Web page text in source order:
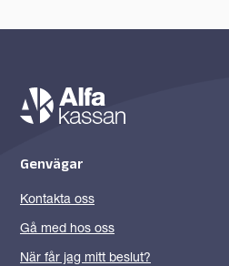
Genvägar
Kontakta oss
Gå med hos oss
När får jag mitt beslut?